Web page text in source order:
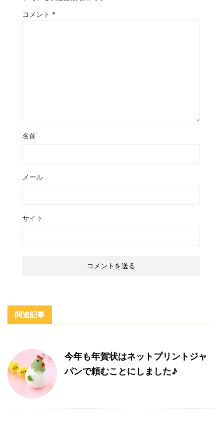
コメント *
名前
メール
サイト
関連記事
今年も年賀状はネットプリントジャ
パンで頼むことにしました♪